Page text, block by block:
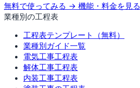
無料で使ってみる → 機能・料金を見る
業種別の工程表
工程表テンプレート（無料）
業種別ガイド一覧
電気工事工程表
解体工事工程表
内装工事工程表